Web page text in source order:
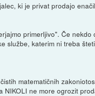
ki je privat prodajo
primerljivo". Če nekdo
službe, katerim ni treba
matematičnih
NIKOLI ne more ogrozit